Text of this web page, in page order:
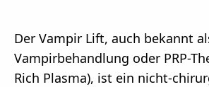
Der Vampir Lift, auch bekannt
Vampirbehandlung oder PRP-
Rich Plasma), ist ein nicht-